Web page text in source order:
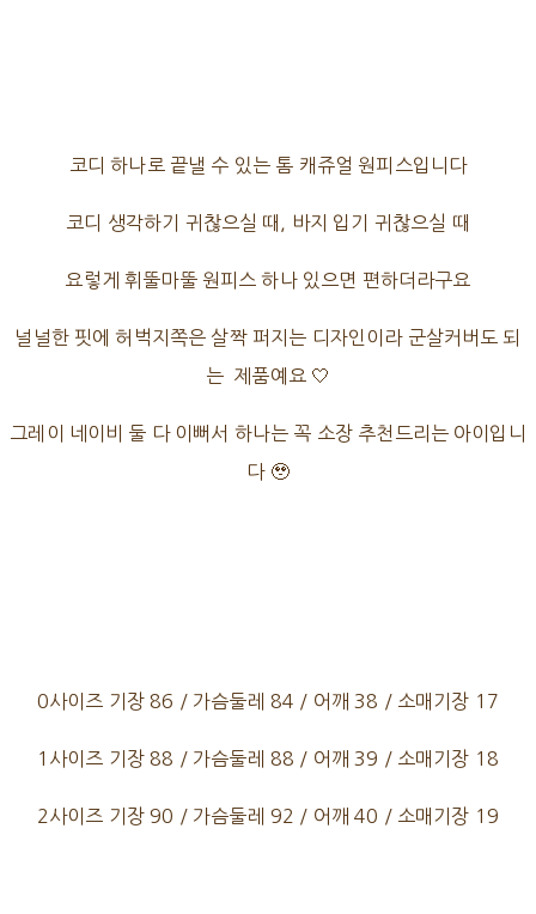
코디 하나로 끝낼 수 있는 톰 캐쥬얼 원피스입니다
코디 생각하기 귀찮으실 때, 바지 입기 귀찮으실 때
요렇게 휘뚤마뚤 원피스 하나 있으면 편하더라구요
널널한 핏에 허벅지쪽은 살짝 퍼지는 디자인이라 군살커버도 되
는 제품예요 🤍
그레이 네이비 둘 다 이뻐서 하나는 꼭 소장 추천드리는 아이입니
다 🥹
0사이즈 기장 86 / 가슴둘레 84 / 어깨 38 / 소매기장 17
1사이즈 기장 88 / 가슴둘레 88 / 어깨 39 / 소매기장 18
2사이즈 기장 90 / 가슴둘레 92 / 어깨 40 / 소매기장 19